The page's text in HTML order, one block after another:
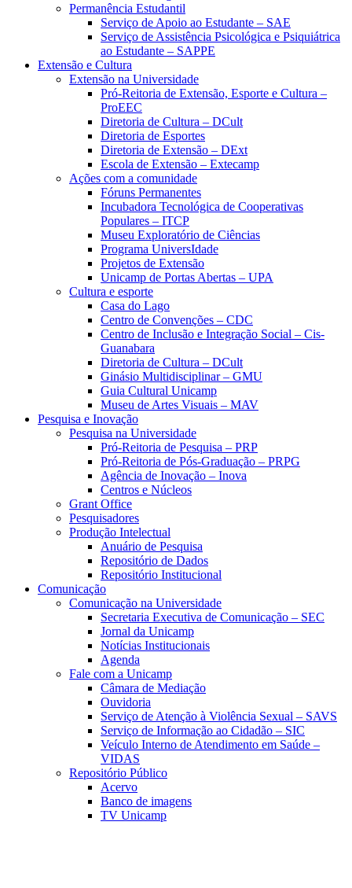
Permanência Estudantil
Serviço de Apoio ao Estudante – SAE
Serviço de Assistência Psicológica e Psiquiátrica
ao Estudante – SAPPE
Extensão e Cultura
Extensão na Universidade
Pró-Reitoria de Extensão, Esporte e Cultura –
ProEEC
Diretoria de Cultura – DCult
Diretoria de Esportes
Diretoria de Extensão – DExt
Escola de Extensão – Extecamp
Ações com a comunidade
Fóruns Permanentes
Incubadora Tecnológica de Cooperativas
Populares – ITCP
Museu Exploratório de Ciências
Programa UniversIdade
Projetos de Extensão
Unicamp de Portas Abertas – UPA
Cultura e esporte
Casa do Lago
Centro de Convenções – CDC
Centro de Inclusão e Integração Social – Cis-
Guanabara
Diretoria de Cultura – DCult
Ginásio Multidisciplinar – GMU
Guia Cultural Unicamp
Museu de Artes Visuais – MAV
Pesquisa e Inovação
Pesquisa na Universidade
Pró-Reitoria de Pesquisa – PRP
Pró-Reitoria de Pós-Graduação – PRPG
Agência de Inovação – Inova
Centros e Núcleos
Grant Office
Pesquisadores
Produção Intelectual
Anuário de Pesquisa
Repositório de Dados
Repositório Institucional
Comunicação
Comunicação na Universidade
Secretaria Executiva de Comunicação – SEC
Jornal da Unicamp
Notícias Institucionais
Agenda
Fale com a Unicamp
Câmara de Mediação
Ouvidoria
Serviço de Atenção à Violência Sexual – SAVS
Serviço de Informação ao Cidadão – SIC
Veículo Interno de Atendimento em Saúde –
VIDAS
Repositório Público
Acervo
Banco de imagens
TV Unicamp